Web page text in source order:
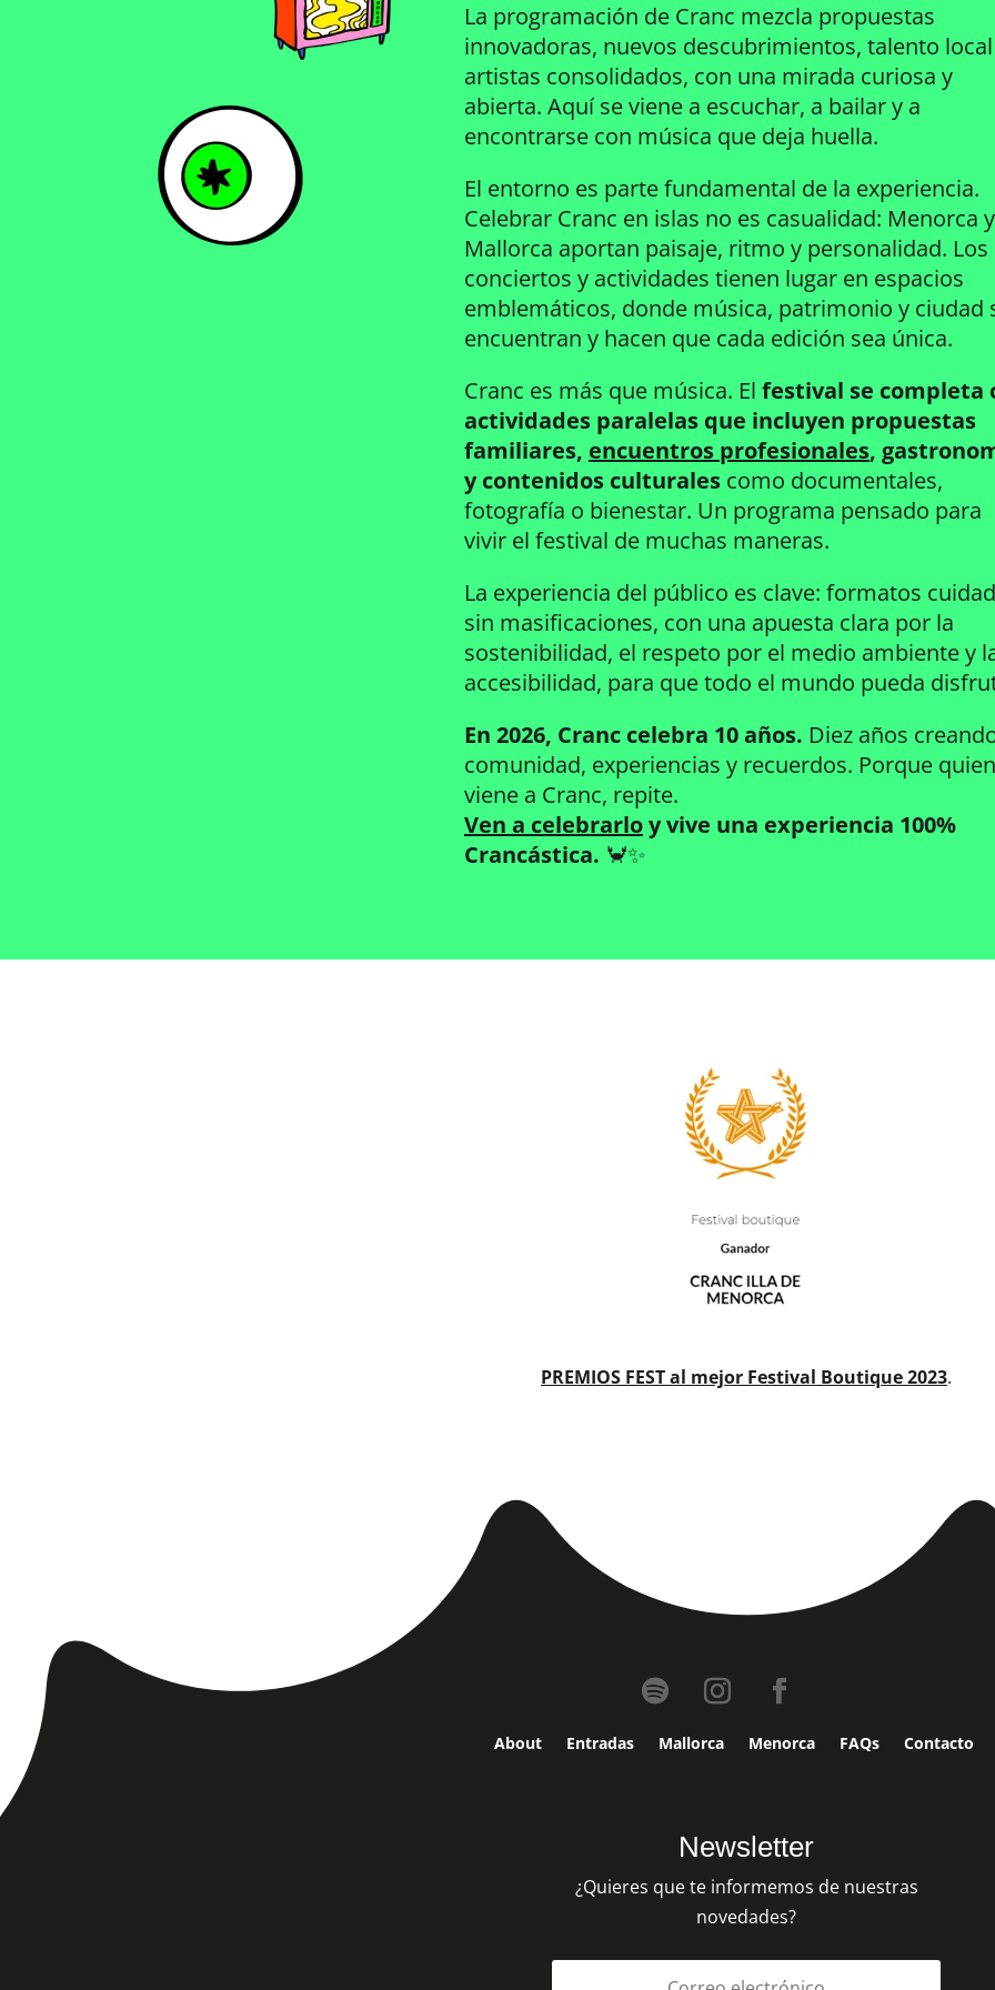
La programación de Cranc mezcla propuestas
innovadoras, nuevos descubrimientos, talento
artistas consolidados, con una mirada curiosa y
abierta. Aquí se viene a escuchar, a bailar y a
encontrarse con música que deja huella.
El entorno es parte fundamental de la experiencia.
Celebrar Cranc en islas no es casualidad: Menorca y
Mallorca aportan paisaje, ritmo y personalidad. Los
conciertos y actividades tienen lugar en espacios
emblemáticos, donde música, patrimonio y ciudad
encuentran y hacen que cada edición sea única.
Cranc es más que música. El festival se completa
actividades paralelas que incluyen propuestas
familiares, encuentros profesionales,
y contenidos culturalescomo documentales,
fotografía o bienestar. Un programa pensado para
vivir el festival de muchas maneras.
La experiencia del público es clave: formatos
sin masificaciones, con una apuesta clara por la
sostenibilidad, el respeto por el medio ambiente y
accesibilidad, para que todo el mundo pueda
En 2026, Cranc celebra 10 años. Diez años
comunidad, experiencias y recuerdos. Porque quien
viene a Cranc, repite.
Ven a celebrarloy vive una experiencia 100%
Crancástica. 🦀✨
PREMIOS FEST al mejor Festival Boutique 2023.
About Entradas Mallorca Menorca FAQs Contacto
Newsletter
¿Quieres que te informemos de nuestras
novedades?